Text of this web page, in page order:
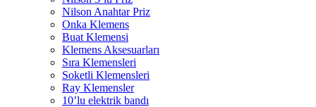
Nilson Anahtar Priz
Onka Klemens
Buat Klemensi
Klemens Aksesuarları
Sıra Klemensleri
Soketli Klemensleri
Ray Klemensler
10’lu elektrik bandı